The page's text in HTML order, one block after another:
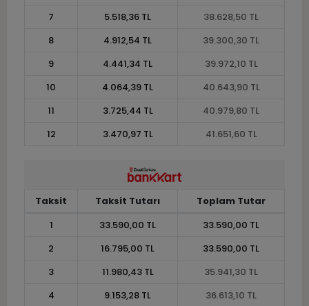
7
5.518,36 TL
38.628,50 TL
8
4.912,54 TL
39.300,30 TL
9
4.441,34 TL
39.972,10 TL
10
4.064,39 TL
40.643,90 TL
11
3.725,44 TL
40.979,80 TL
12
3.470,97 TL 41.651,60 TL
Taksit Taksit Tutarı
Toplam Tutar
1
33.590,00 TL
33.590,00 TL
2
16.795,00 TL
33.590,00 TL
3
11.980,43 TL
35.941,30 TL
4
9.153,28 TL
36.613,10 TL